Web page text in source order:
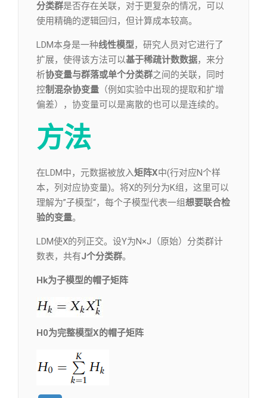
分类群是否存在关联，对于更复杂的情况，可以
使用精确的逻辑回归，但计算成本较高。
LDM本身是一种线性模型，研究人员对它进行了
扩展，使得该方法可以基于稀疏计数数据，来分
析协变量与群落或单个分类群之间的关联，同时
控制混杂协变量 （例如实验中出现的提取和扩增
偏差），协变量可以是离散的也可以是连续的。
方法
在LDM中，元数据被放入矩阵X中(行对应N个样
本，列对应协变量)。将X的列分为K组，这里可以
理解为”子模型“，每个子模型代表一组想要联合检
验的变量。
LDM使X的列正交。设Y为N×J（原始）分类群计
数表，共有J个分类群。
Hk为子模型的帽子矩阵
H0为完整模型X的帽子矩阵